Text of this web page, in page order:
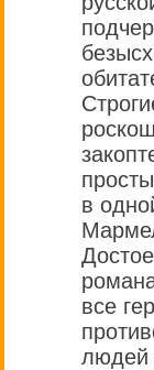
в
все
людей